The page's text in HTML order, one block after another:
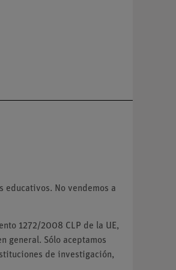
educativos. No vendemos a
1272/2008 CLP de la UE,
general. Sólo aceptamos
de investigación,